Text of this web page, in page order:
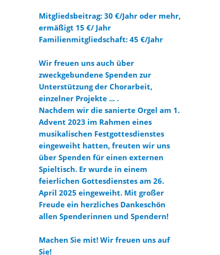
Mitgliedsbeitrag: 30 €/Jahr oder mehr,
ermäßigt 15 €/ Jahr
Familienmitgliedschaft: 45 €/Jahr
Wir freuen uns auch über
zweckgebundene Spenden zur
Unterstützung der Chorarbeit,
einzelner Projekte ... .
Nachdem wir die sanierte Orgel am 1.
Advent 2023 im Rahmen eines
musikalischen Festgottesdienstes
eingeweiht hatten, freuten wir uns
über Spenden für einen externen
Spieltisch. Er wurde in einem
feierlichen Gottesdienstes am 26.
April 2025 eingeweiht. Mit großer
Freude ein herzliches Dankeschön
allen Spenderinnen und Spendern!
Machen Sie mit! Wir freuen uns auf
Sie!